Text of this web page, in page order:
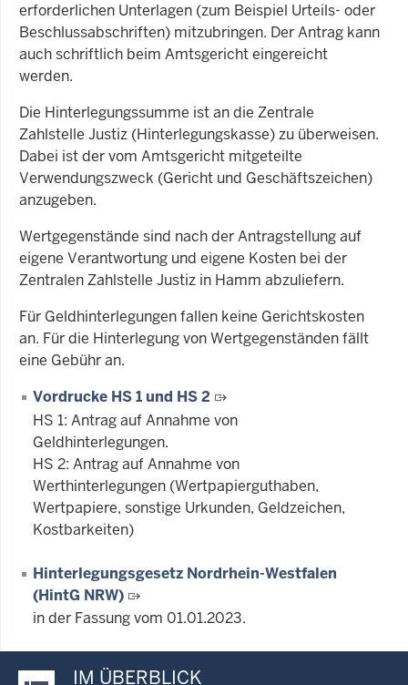
erforderlichen Unterlagen (zum Beispiel Urteils- oder
Beschlussabschriften) mitzubringen. Der Antrag kann
auch schriftlich beim Amtsgericht eingereicht
werden.
Die Hinterlegungssumme istan die Zentrale
Zahlstelle Justiz (Hinterlegungskasse) zu überweisen.
Dabei ist der vom Amtsgericht mitgeteilte
Verwendungszweck (Gericht und Geschäftszeichen)
anzugeben.
Wertgegenstände sind nach der Antragstellung auf
eigene Verantwortung und eigene Kosten bei der
Zentralen Zahlstelle Justiz in Hamm abzuliefern.
Für Geldhinterlegungen fallen keine Gerichtskosten
an. Für die Hinterlegung von Wertgegenständen fällt
eine Gebühr an.
Vordrucke HS 1 und HS 2
HS 1: Antrag auf Annahme von
Geldhinterlegungen.
HS 2: Antrag auf Annahme von
Werthinterlegungen (Wertpapierguthaben,
Wertpapiere, sonstige Urkunden, Geldzeichen,
Kostbarkeiten)
Hinterlegungsgesetz Nordrhein-Westfalen
(HintG NRW)
in der Fassung vom 01.01.2023.
IM ÜBERBLICK